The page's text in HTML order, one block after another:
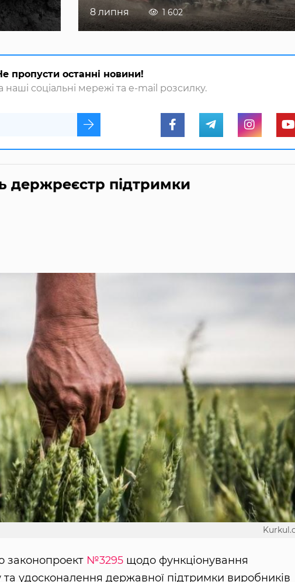
8 липня 1 602
пропусти останні новини!
наші соціальні мережі та e-mail розсилку.
держреєстр підтримки
законопроект №3295щодо функціонування
удосконалення державної підтримки виробників